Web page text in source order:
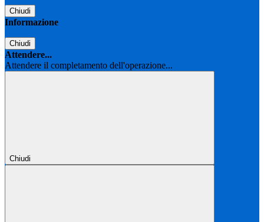
Chiudi
Informazione
Chiudi
Attendere...
Attendere il completamento dell'operazione...
Chiudi